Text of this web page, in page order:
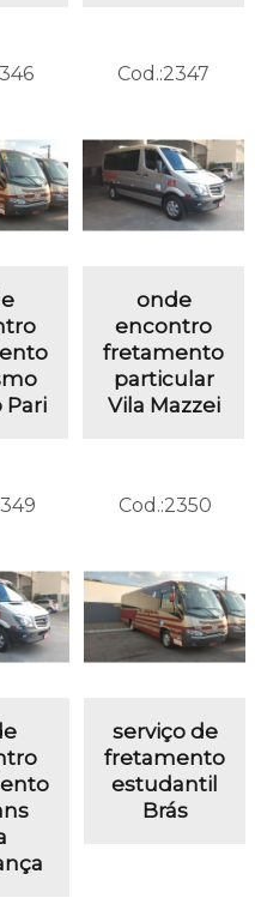
Pari
Cod.:2347
onde
encontro
fretamento
particular
Vila Mazzei
Cod.:2350
serviço de
fretamento
estudantil
Brás